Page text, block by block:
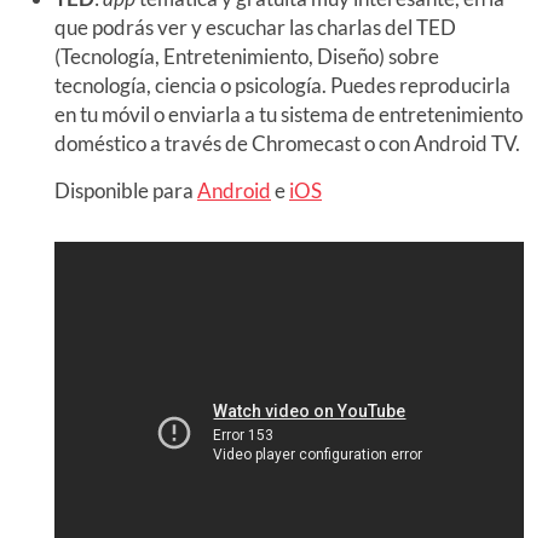
que podrás ver y escuchar las charlas del TED
(Tecnología, Entretenimiento, Diseño) sobre
tecnología, ciencia o psicología. Puedes reproducirla
en tu móvil o enviarla a tu sistema de entretenimiento
doméstico a través de Chromecast o con Android TV.
Disponible paraAndroideiOS